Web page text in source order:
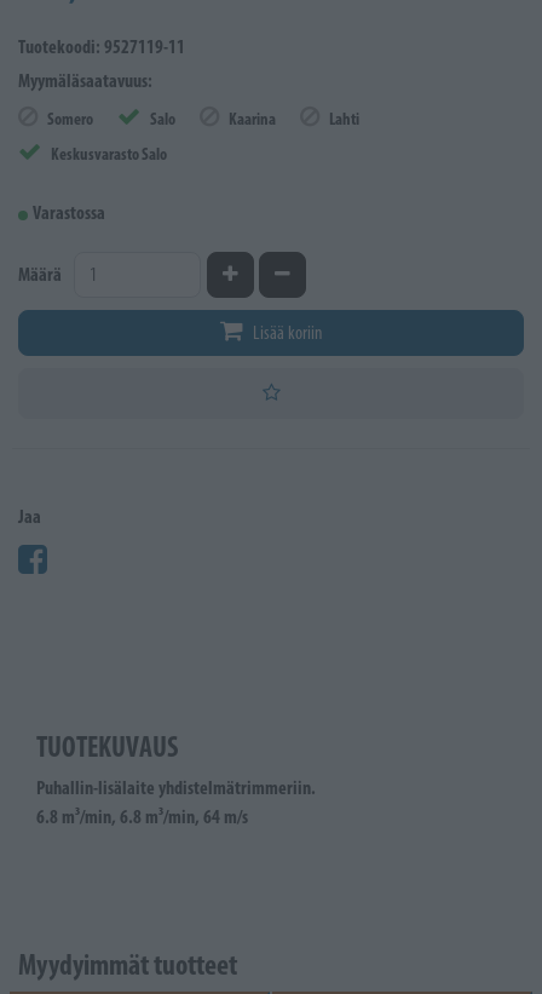
Tuotekoodi: 9527119-11
Myymäläsaatavuus:
Somero Salo Kaarina
Lahti
Keskusvarasto Salo
Varastossa
Määrä Kasvata määrääVähennä määrää
Lisää koriin
Jaa
TUOTEKUVAUS
Puhallin-lisälaite yhdistelmätrimmeriin.
6.8 m³/min, 6.8 m³/min, 64 m/s
Myydyimmät tuotteet